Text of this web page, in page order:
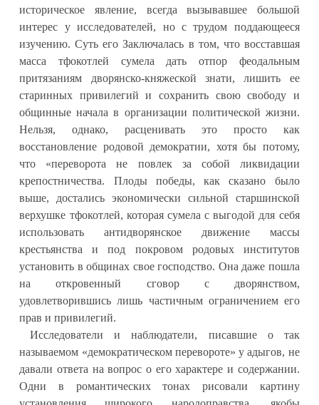
историческое явление, всегда вызывавшее большой
интерес у исследователей, но с трудом поддающееся
изучению. Суть его Заключалась в том, что восставшая
масса тфокотлей сумела дать отпор феодальным
притязаниям дворянско-княжеской знати, лишить ее
старинных привилегий и сохранить свою свободу и
общинные начала в организации политической жизни.
Нельзя, однако, расценивать это просто как
восстановление родовой демократии, хотя бы потому,
что «переворота не повлек за собой ликвидации
крепостничества. Плоды победы, как сказано было
выше, достались экономически сильной старшинской
верхушке тфокотлей, которая сумела с выгодой для себя
использовать антидворянское движение массы
крестьянства и под покровом родовых институтов
установить в общинах свое господство. Она даже пошла
на откровенный сговор с дворянством,
удовлетворившись лишь частичным ограничением его
прав и привилегий.
Исследователи и наблюдатели, писавшие о так
называемом «демократическом перевороте» у адыгов, не
давали ответа на вопрос о его характере и содержании.
Одни в романтических тонах рисовали картину